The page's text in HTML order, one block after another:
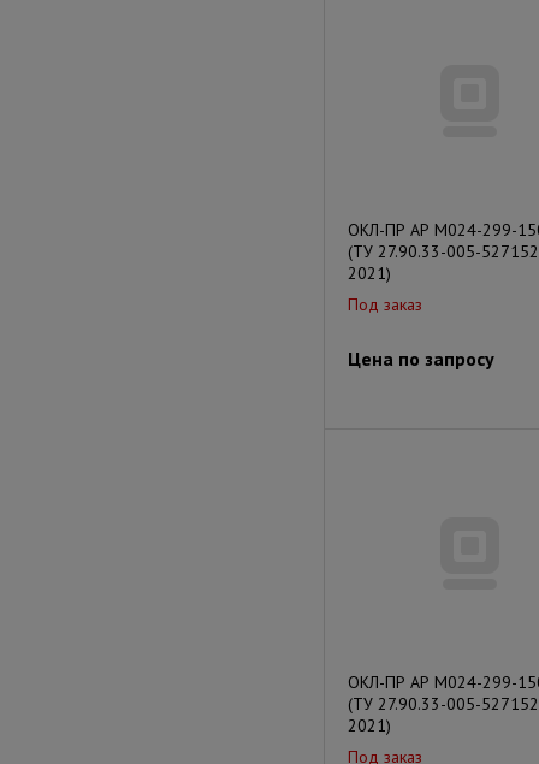
ОКЛ-ПР АР М024-299-
(ТУ 27.90.33-005-
2021)
Под заказ
Цена по запросу
ОКЛ-ПР АР М024-299-
(ТУ 27.90.33-005-
2021)
Под заказ